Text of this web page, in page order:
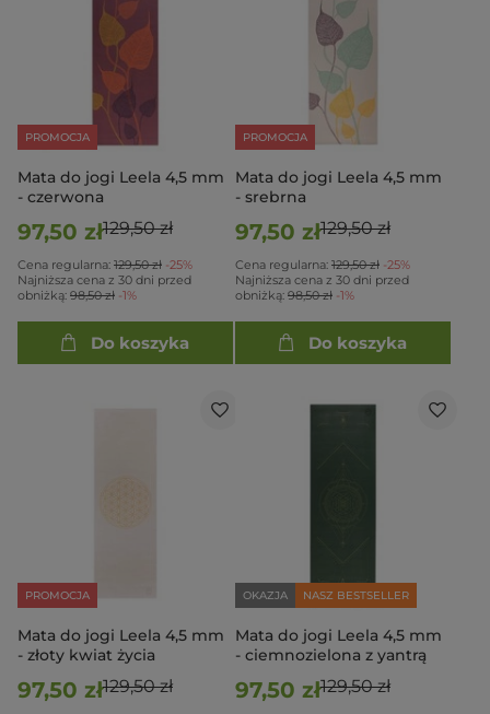
PROMOCJA
Mata do jogi Leela 4,5 mm
- czerwona
97,50 zł129,50 zł
Cena regularna: 129,50 zł -25%
Najniższa cena z 30 dni przed
obniżką: 98,50 zł -1%
Do koszyka
PROMOCJA
Mata do jogi Leela 4,5 mm
- srebrna
97,50 zł129,50 zł
Cena regularna: 129,50 zł -25%
Najniższa cena z 30 dni przed
obniżką: 98,50 zł -1%
Do koszyka
PROMOCJA
Mata do jogi Leela 4,5 mm
- złoty kwiat życia
97,50 zł129,50 zł
OKAZJA NASZ BESTSELLER
Mata do jogi Leela 4,5 mm
- ciemnozielona z yantrą
97,50 zł129,50 zł